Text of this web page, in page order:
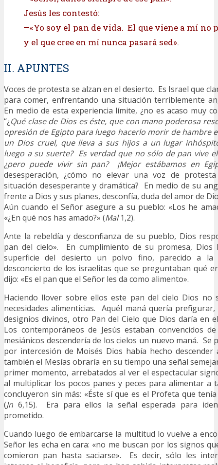
Jesús les contestó:
—«Yo soy el pan de vida. El que viene a mí no
y el que cree en mí nunca pasará sed».
II. APUNTES
Voces de protesta se alzan en el desierto. Es Israel que
para comer, enfrentando una situación terriblemente
En medio de esta experiencia límite, ¿no es acaso muy
“¿Qué clase de Dios es éste, que con mano poderosa
opresión de Egipto para luego hacerlo morir de hambre
un Dios cruel, que lleva a sus hijos a un lugar
luego a su suerte? Es verdad que no sólo de pan vive
¿pero puede vivir sin pan? ¡Mejor estábamos en
desesperación, ¿cómo no elevar una voz de
situación desesperante y dramática? En medio de su
frente a Dios y sus planes, desconfía, duda del amor de
Aún cuando el Señor asegure a su pueblo: «Los he
«¿En qué nos has amado?» (Mal1,2).
Ante la rebeldía y desconfianza de su pueblo, Dios
pan del cielo». En cumplimiento de su promesa, Dios
superficie del desierto un polvo fino, parecido a la
desconcierto de los israelitas que se preguntaban qué
dijo: «Es el pan que el Señor les da como alimento».
Haciendo llover sobre ellos este pan del cielo Dios no
necesidades alimenticias. Aquél maná quería
designios divinos, otro Pan del Cielo que Dios daría en
Los contemporáneos de Jesús estaban convencidos
mesiánicos descendería de los cielos un nuevo maná. Se
por intercesión de Moisés Dios había hecho descender
también el Mesías obraría en su tiempo una señal
primer momento, arrebatados al ver el espectacular
al multiplicar los pocos panes y peces para alimentar a
concluyeron sin más: «Éste sí que es el Profeta que
(Jn 6,15). Era para ellos la señal esperada para
prometido.
Cuando luego de embarcarse la multitud lo vuelve a
Señor les echa en cara: «no me buscan por los signos
comieron pan hasta saciarse». Es decir, sólo les